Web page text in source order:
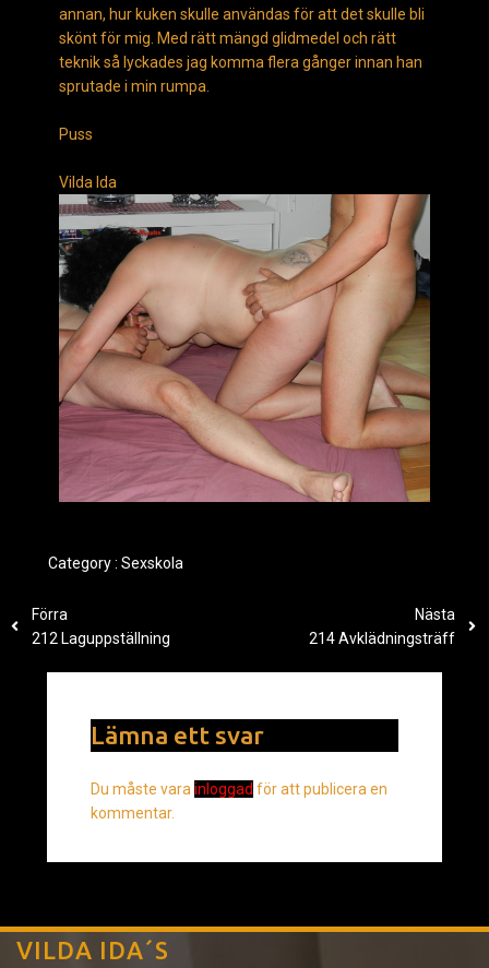
annan, hur kuken skulle användas för att det skulle bli
skönt för mig. Med rätt mängd glidmedel och rätt
teknik så lyckades jag komma flera gånger innan han
sprutade i min rumpa.
Puss
Vilda Ida
Category : Sexskola
Förra
212 Laguppställning
Nästa
214 Avklädningsträff
Lämna ett svar
Du måste varainloggad för att publicera en
kommentar.
VILDA IDA´S